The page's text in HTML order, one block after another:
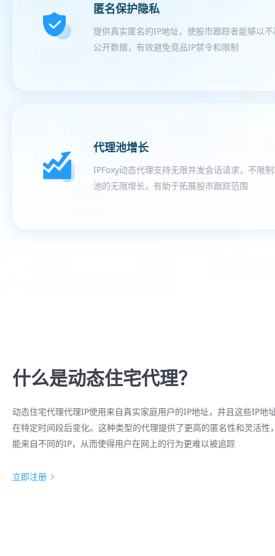
匿名保护隐私
提供真实匿名的IP地址，使股市跟踪者能够以
公开数据，有效避免竞品IP禁令和限制
代理池增长
IPFoxy动态代理支持无限并发会话请求，不限
池的无限增长，有助于拓展股市跟踪范围
什么是动态住宅代理？
动态住宅代理代理IP使用来自真实家庭用户的IP地址，并且这些IP地
在特定时间段后变化。这种类型的代理提供了更高的匿名性和灵活性
能来自不同的IP，从而使得用户在网上的行为更难以被追踪
立即注册